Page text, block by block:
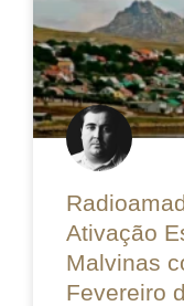
Ativação
Malvinas
Fevereiro